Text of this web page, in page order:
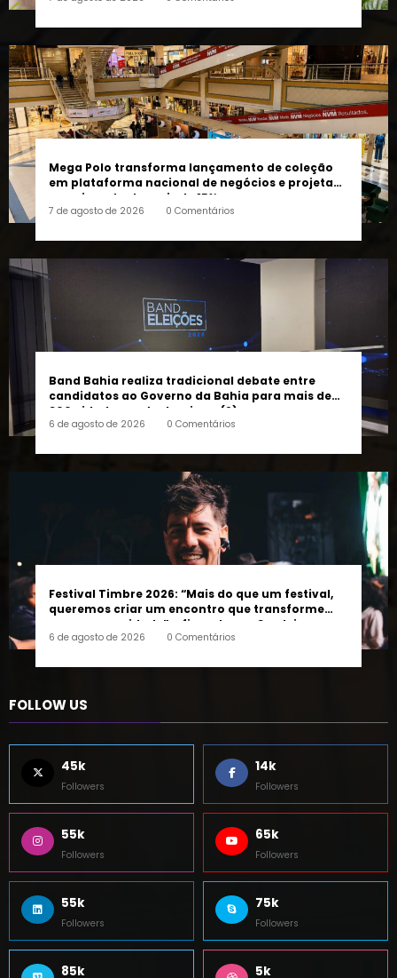
Mega Polo transforma lançamento de coleção
crescimento de mais de 15%
7 de agosto de 2026 0 Comentários
Band Bahia realiza tradicional debate entre
300 cidades neste domingo (9)
6 de agosto de 2026 0 Comentários
Festival Timbre 2026: “Mais do que um festival,
pessoas e a cidade”, afirma Lucas Cordeiro
6 de agosto de 2026 0 Comentários
FOLLOW US
55k 65k
55k 75k
85k 5k